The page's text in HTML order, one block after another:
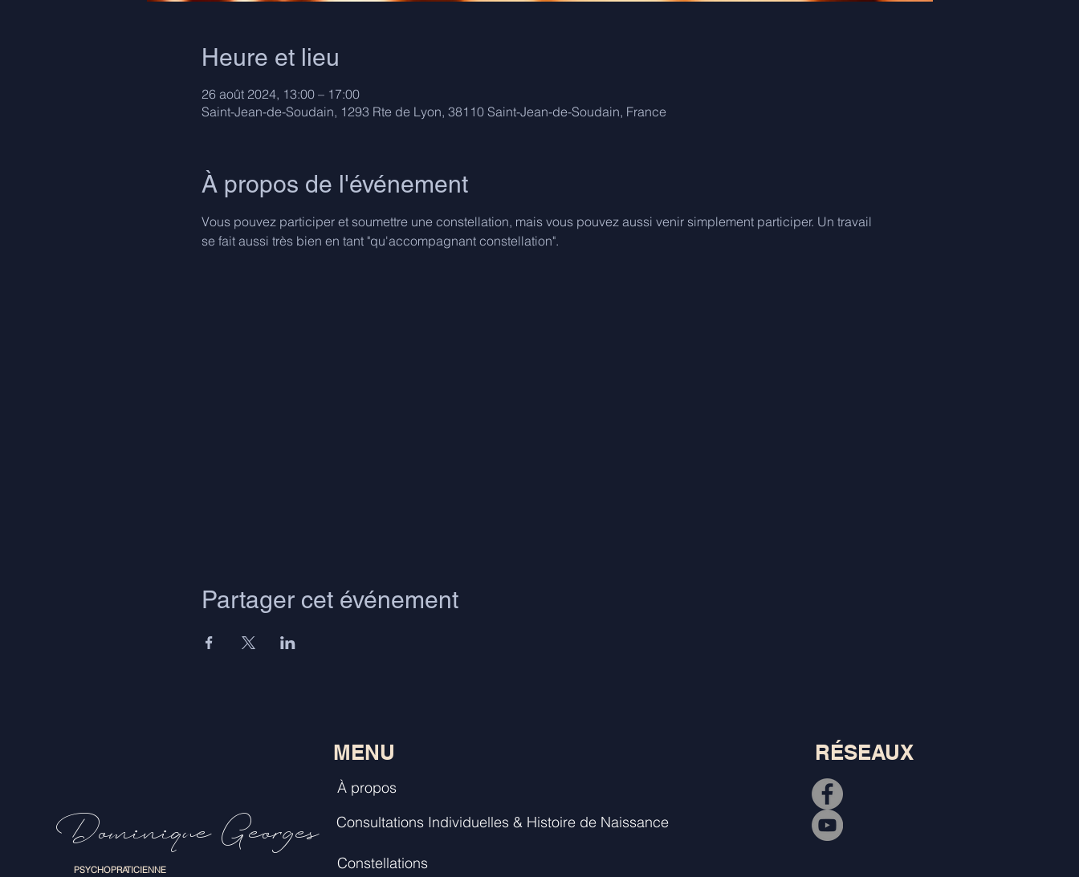
Heure et lieu
26 août 2024, 13:00 – 17:00
Saint-Jean-de-Soudain, 1293 Rte de Lyon, 38110 Saint-Jean-de-Soudain, France
À propos de l'événement
Vous pouvez participer et soumettre une constellation, mais vous pouvez aussi venir simplement participer. Un travail
se fait aussi très bien en tant "qu'accompagnant constellation".
Partager cet événement
Dominique Georges
PSYCHOPRATICIENNE
MENU
À propos
Consultations Individuelles & Histoire de Naissance
Constellations
RÉSEAUX